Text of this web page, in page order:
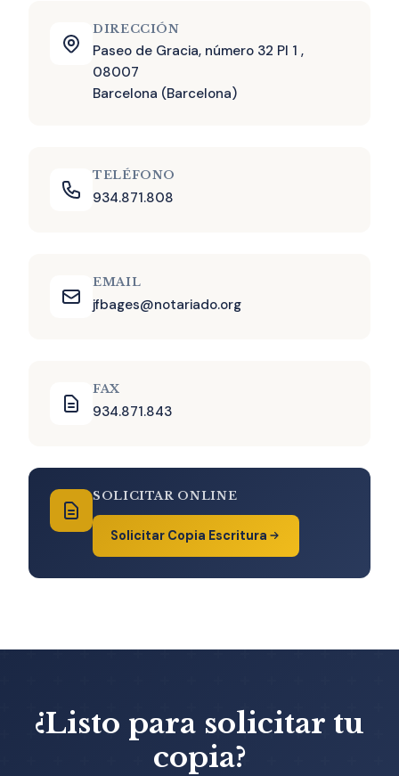
DIRECCIÓN
Paseo de Gracia, número 32 Pl 1 ,
08007
Barcelona (Barcelona)
TELÉFONO
934.871.808
EMAIL
jfbages@notariado.org
FAX
934.871.843
SOLICITAR ONLINE
Solicitar Copia Escritura
¿Listo para solicitar tu
copia?